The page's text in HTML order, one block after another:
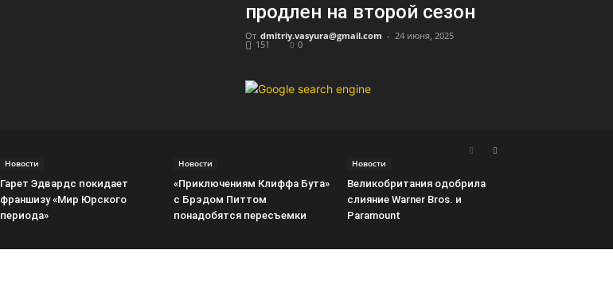
продлен на второй сезон
От dmitriy.vasyura@gmail.com - 24 июня, 2025
151 0
Новости
Гарет Эдвардс покидает
франшизу «Мир Юрского
периода»
Новости
«Приключениям Клиффа Бута»
с Брэдом Питтом
понадобятся пересъемки
Новости
Великобритания одобрила
слияние Warner Bros. и
Paramount